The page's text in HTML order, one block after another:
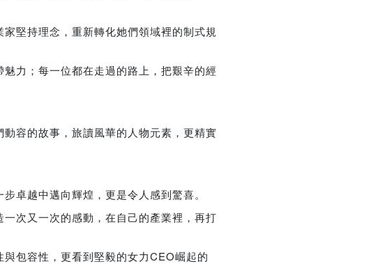
堅持理念，重新轉化她們領域裡的制式規
力；每一位都在走過的路上，把艱辛的經
容的故事，旅讀風華的人物元素，更精實
卓越中邁向輝煌，更是令人感到驚喜。
次又一次的感動，在自己的產業裡，再打
包容性，更看到堅毅的女力CEO崛起的